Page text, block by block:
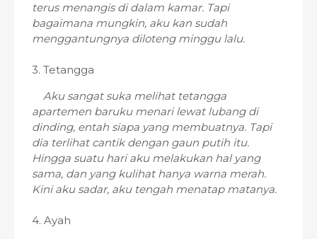
terus menangis di dalam kamar. Tapi
bagaimana mungkin, aku kan sudah
menggantungnya diloteng minggu lalu.
3. Tetangga
Aku sangat suka melihat tetangga
apartemen baruku menari lewat lubang di
dinding, entah siapa yang membuatnya. Tapi
dia terlihat cantik dengan gaun putih itu.
Hingga suatu hari aku melakukan hal yang
sama, dan yang kulihat hanya warna merah.
Kini aku sadar, aku tengah menatap matanya.
4. Ayah